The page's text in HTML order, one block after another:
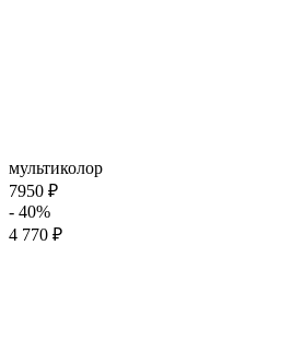
мультиколор
7950 ₽
- 40%
4 770 ₽